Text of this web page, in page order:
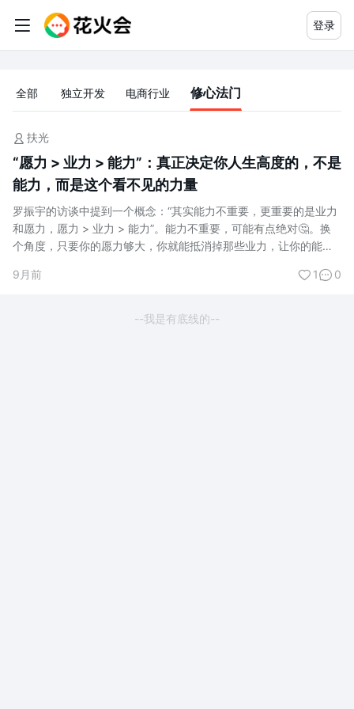
登录
副业知识体系：从入门到精通的赚
全部 独立开发 电商行业 修心法门
扶光
“愿力 > 业力 > 能力”：真正决定你人生高度的，不是
能力，而是这个看不见的力量
罗振宇的访谈中提到一个概念：“其实能力不重要，更重要的是业力
和愿力，愿力 > 业力 > 能力”。能力不重要，可能有点绝对🤔。换
个角度，只要你的愿力够大，你就能抵消掉那些业力，让你的能力
验中也确实能真切的感受到“愿力”的强大能量，所以分享给大家
能，包括：知识、技能、经验、体...
9月前 1 0
--我是有底线的--